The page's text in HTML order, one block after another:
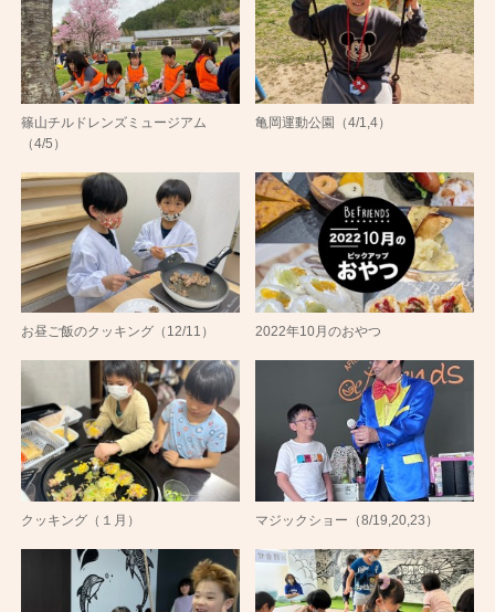
篠山チルドレンズミュージアム
（4/5）
亀岡運動公園（4/1,4）
お昼ご飯のクッキング（12/11） 2022年10月のおやつ
クッキング（１月） マジックショー（8/19,20,23）